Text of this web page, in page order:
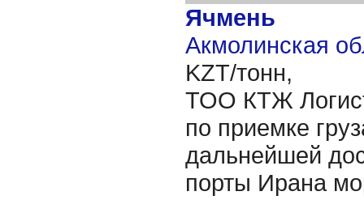
Ячмень
Акмолинская
KZT/тонн,
ТОО КТЖ
по приемке
дальнейшей
порты Ирана